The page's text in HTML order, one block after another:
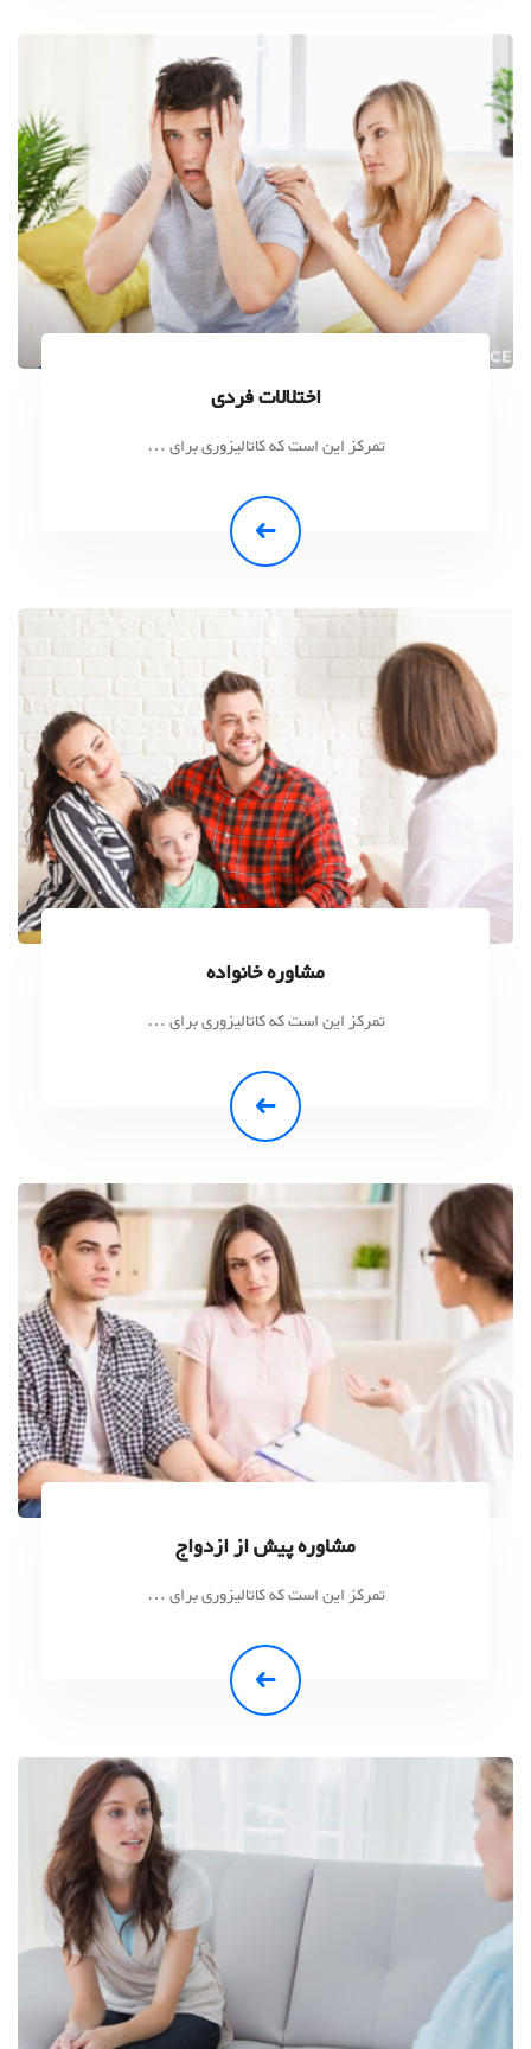
اختلالات فردی
تمرکز این است که کاتالیزوری برای …
مشاوره خانواده
تمرکز این است که کاتالیزوری برای …
مشاوره پیش از ازدواج
تمرکز این است که کاتالیزوری برای …